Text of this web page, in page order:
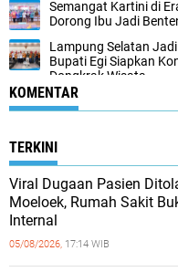
Semangat Kartini di
Dorong Ibu Jadi
Lampung Selatan
Bupati Egi Siapkan
Dongkrak Wisata
KOMENTAR
TERKINI
Viral Dugaan Pasien
Moeloek, Rumah Sakit
Internal
05/08/2026, 17:14 WIB